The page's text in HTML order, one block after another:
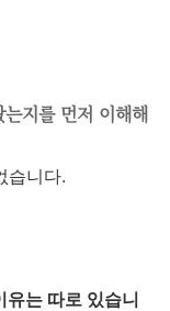
는지를 먼저 이해해
습니다.
유는 따로 있습니